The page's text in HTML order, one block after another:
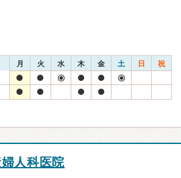
月 火 水 木 金 土 日 祝
人科医院